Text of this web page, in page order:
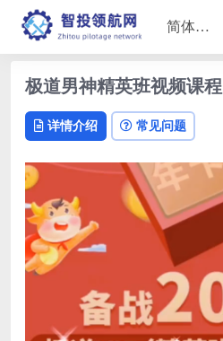
极道男神精英班视频课程
详情介绍 常见问题